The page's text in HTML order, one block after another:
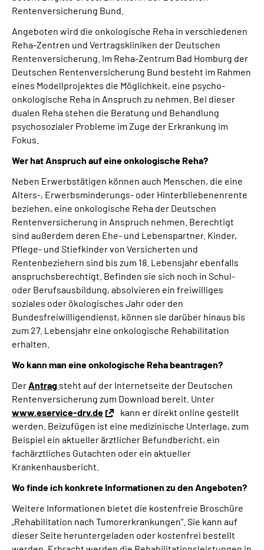
Rentenversicherung Bund.
Angeboten wird die onkologische Reha in verschiedenen
Reha-Zentren und Vertragskliniken der Deutschen
Rentenversicherung. Im Reha-Zentrum Bad Homburg der
Deutschen Rentenversicherung Bund besteht im Rahmen
eines Modellprojektes die Möglichkeit, eine psycho-
onkologische Reha in Anspruch zu nehmen. Bei dieser
dualen Reha stehen die Beratung und Behandlung
psychosozialer Probleme im Zuge der Erkrankung im
Fokus.
Wer hat Anspruch auf eine onkologische Reha?
Neben Erwerbstätigen können auch Menschen, die eine
Alters-, Erwerbsminderungs- oder Hinterbliebenenrente
beziehen, eine onkologische Reha der Deutschen
Rentenversicherung in Anspruch nehmen. Berechtigt
sind außerdem deren Ehe- und Lebenspartner. Kinder,
Pflege- und Stiefkinder von Versicherten und
Rentenbeziehern sind bis zum 18. Lebensjahr ebenfalls
anspruchsberechtigt. Befinden sie sich noch in Schul-
oder Berufsausbildung, absolvieren ein freiwilliges
soziales oder ökologisches Jahr oder den
Bundesfreiwilligendienst, können sie darüber hinaus bis
zum 27. Lebensjahr eine onkologische Rehabilitation
erhalten.
Wo kann man eine onkologische Reha beantragen?
DerAntrag steht auf der Internetseite der Deutschen
Rentenversicherung zum Download bereit. Unter
www.eservice-drv.de
kann er direkt online gestellt
werden. Beizufügen ist eine medizinische Unterlage, zum
Beispiel ein aktueller ärztlicher Befundbericht, ein
fachärztliches Gutachten oder ein aktueller
Krankenhausbericht.
Wo finde ich konkrete Informationen zu den Angeboten?
Weitere Informationen bietet die kostenfreie Broschüre
„Rehabilitation nach Tumorerkrankungen“. Sie kann auf
dieser Seite heruntergeladen oder kostenfrei bestellt